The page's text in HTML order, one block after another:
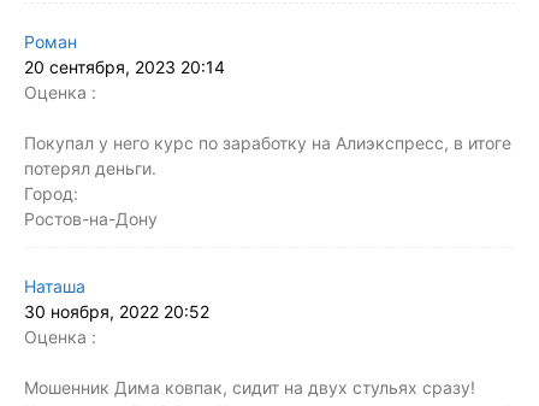
Роман
20 сентября, 2023 20:14
Оценка :
Покупал у него курс по заработку на Алиэкспресс, в итоге
потерял деньги.
Город:
Ростов-на-Дону
Наташа
30 ноября, 2022 20:52
Оценка :
Мошенник Дима ковпак, сидит на двух стульях сразу!